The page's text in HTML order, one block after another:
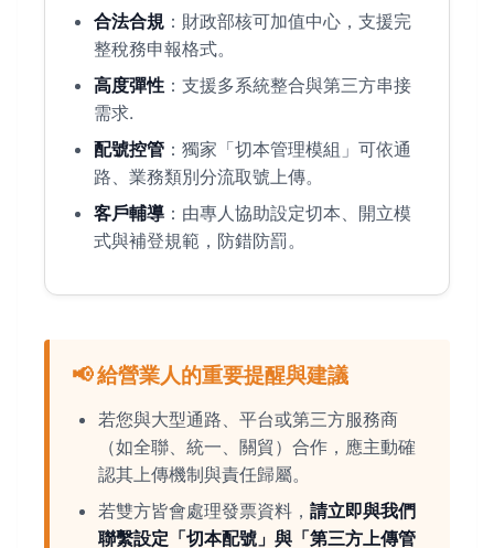
合法合規 ：財政部核可加值中心，支援完
整稅務申報格式。
高度彈性 ：支援多系統整合與第三方串接
需求.
配號控管 ：獨家「切本管理模組」可依通
路、業務類別分流取號上傳。
客戶輔導 ：由專人協助設定切本、開立模
式與補登規範，防錯防罰。
📢 給營業人的重要提醒與建議
若您與大型通路、平台或第三方服務商
（如全聯、統一、關貿）合作，應主動確
認其上傳機制與責任歸屬。
若雙方皆會處理發票資料， 請立即與我們
聯繫設定「切本配號」與「第三方上傳管